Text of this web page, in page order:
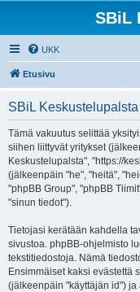
SBiL
UKK
Etusivu
SBiL
Tämä vakuutus selittää
siihen liittyvät yritykset
Keskustelupalsta", "https://
(jälkeenpäin "he", "heitä",
"phpBB Group", "phpBB
"sinun tiedot").
Tietojasi kerätään kahdella
sivustoa. phpBB-ohjelmisto
tekstitiedostoja. Nämä
Ensimmäiset kaksi evästettä
(jälkeenpäin "käyttäjän id")